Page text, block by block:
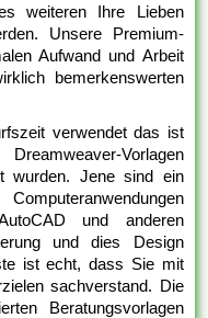
weiteren Ihre Lieben
Unsere Premium-
Aufwand und Arbeit
bemerkenswerten
verwendet das ist
Vorlagen
wurden. Jene sind ein
und anderen
und dies Design
ist echt, dass Sie mit
sachverstand. Die
Beratungsvorlagen